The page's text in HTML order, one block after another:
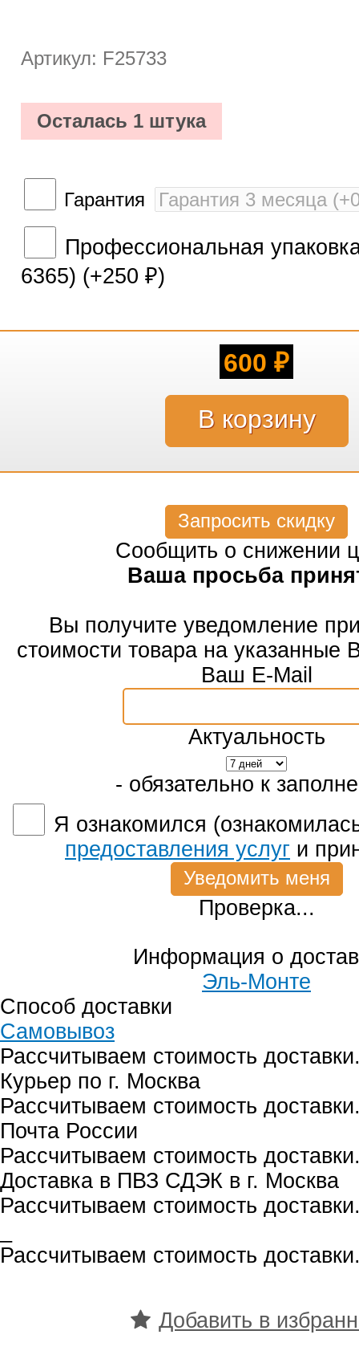
Артикул: F25733
Осталась 1 штука
Гарантия
Профессиональная
6365) (+250 ₽)
600 ₽
Запросить скидку
Сообщить о снижении
Ваша просьба
Вы получите уведомление
стоимости товара на указанные
Ваш E-Mail
Актуальность
- обязательно к
Я ознакомился
предоставления услуг и
Проверка...
Информация о
Эль-Монте
Способ доставки
Самовывоз
Рассчитываем стоимость
Курьер по г. Москва
Рассчитываем стоимость
Почта России
Рассчитываем стоимость
Доставка в ПВЗ СДЭК в г. Москва
Рассчитываем стоимость
Рассчитываем стоимость
Добавить в